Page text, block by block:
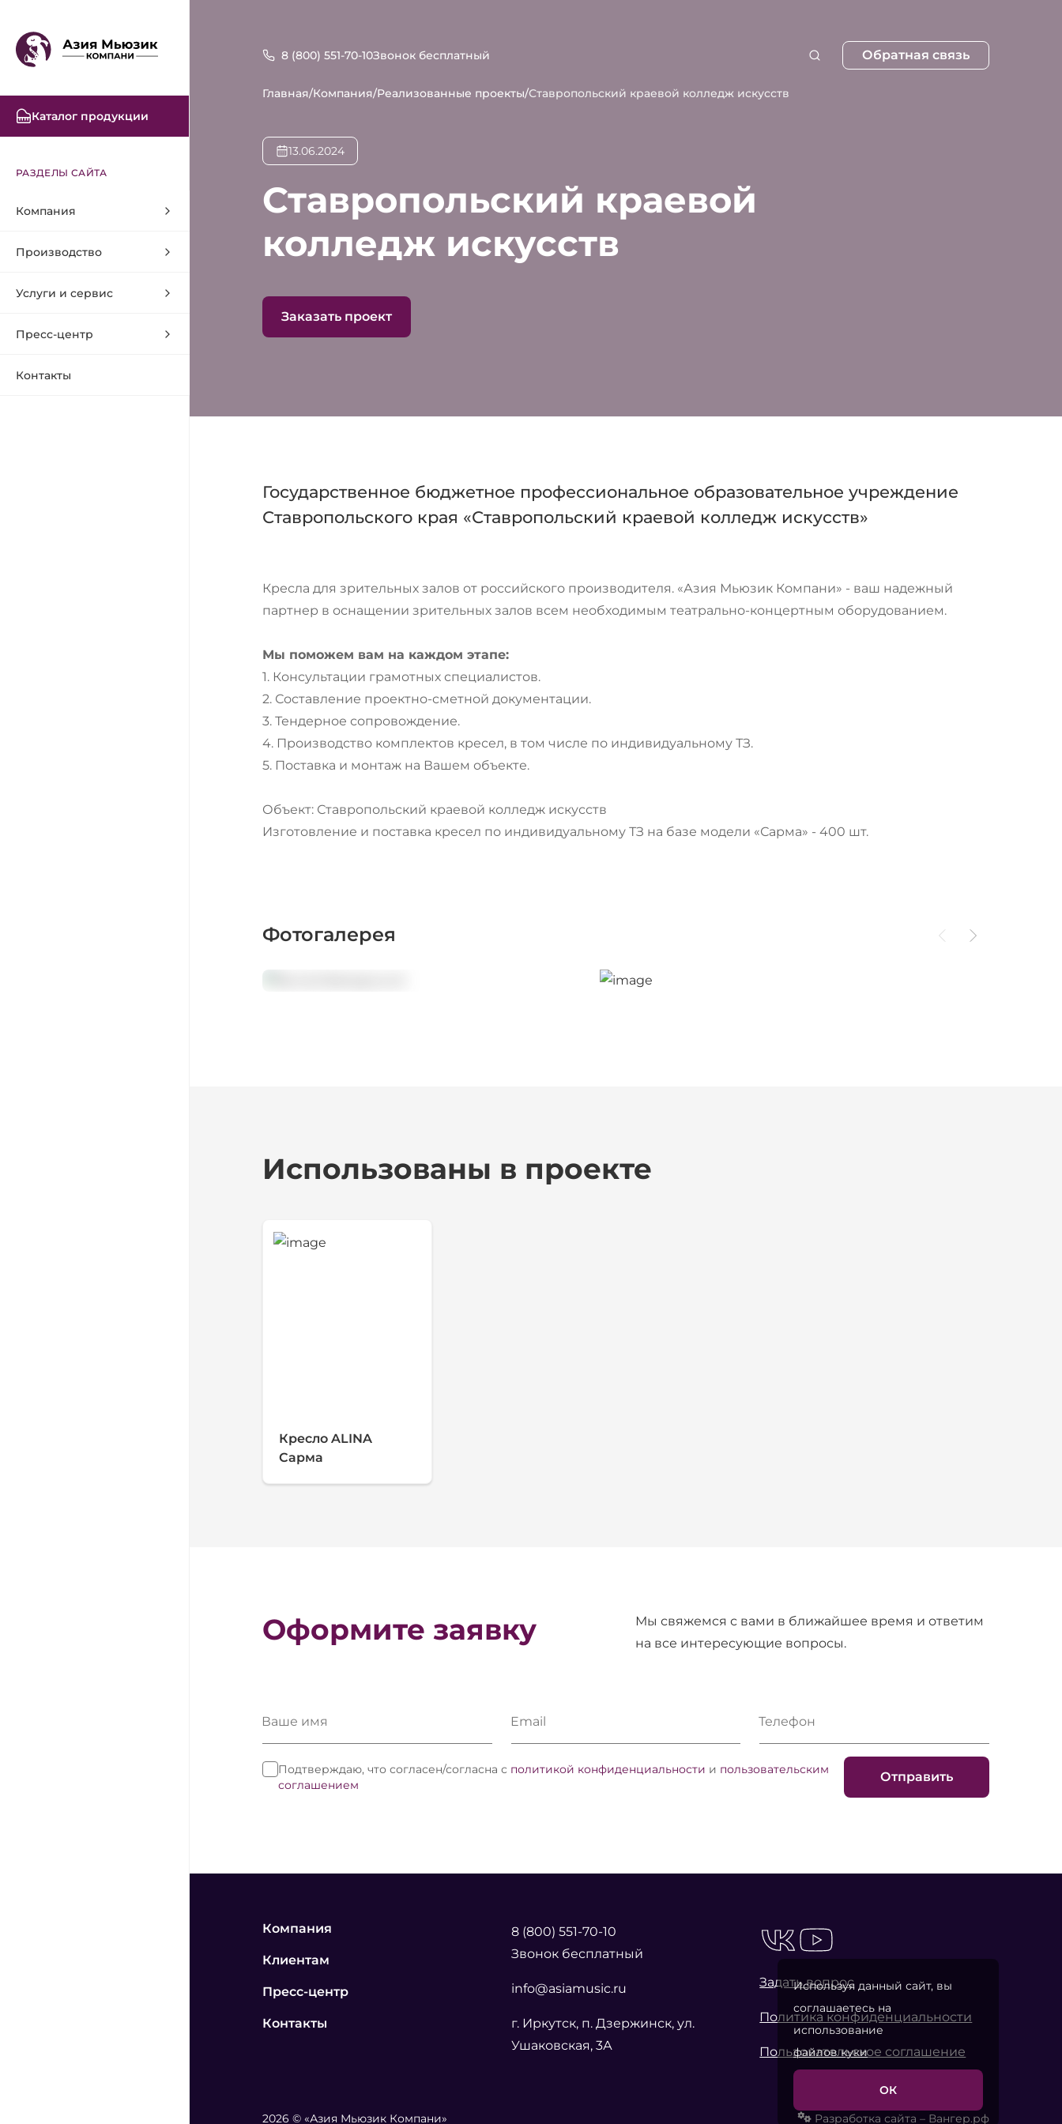
Каталог продукции
РАЗДЕЛЫ САЙТА
Компания
Производство
Услуги и сервис
Пресс-центр
Контакты
8 (800) 551-70-10Звонок бесплатный Обратная связь
Главная/Компания/Реализованные проекты/Ставропольский краевой колледж искусств
13.06.2024
Ставропольский краевой
колледж искусств
Заказать проект
Государственное бюджетное профессиональное образовательное учреждение
Ставропольского края «Ставропольский краевой колледж искусств»
Кресла для зрительных залов от российского производителя. «Азия Мьюзик Компани» - ваш надежный
партнер в оснащении зрительных залов всем необходимым театрально-концертным оборудованием.
Мы поможем вам на каждом этапе:
1. Консультации грамотных специалистов.
2. Составление проектно-сметной документации.
3. Тендерное сопровождение.
4. Производство комплектов кресел, в том числе по индивидуальному ТЗ.
5. Поставка и монтаж на Вашем объекте.
Объект: Ставропольский краевой колледж искусств
Изготовление и поставка кресел по индивидуальному ТЗ на базе модели «Сарма» - 400 шт.
Фотогалерея
Использованы в проекте
Кресло ALINA
Сарма
Оформите заявку
Мы свяжемся с вами в ближайшее время и ответим
на все интересующие вопросы.
Ваше имя Email Телефон
Подтверждаю, что согласен/согласна с политикой конфиденциальности и пользовательским
соглашением
Отправить
Компания
Клиентам
Пресс-центр
Контакты
8 (800) 551-70-10
Звонок бесплатный
info@asiamusic.ru
г. Иркутск, п. Дзержинск, ул.
Ушаковская, 3А
Задать вопрос
Политика конфиденциальности
Пользовательское соглашение
2026 © «Азия Мьюзик Компани» Разработка сайта – Вангер.рф
Используя данный сайт, вы
соглашаетесь на
использование
файлов куки
ОК